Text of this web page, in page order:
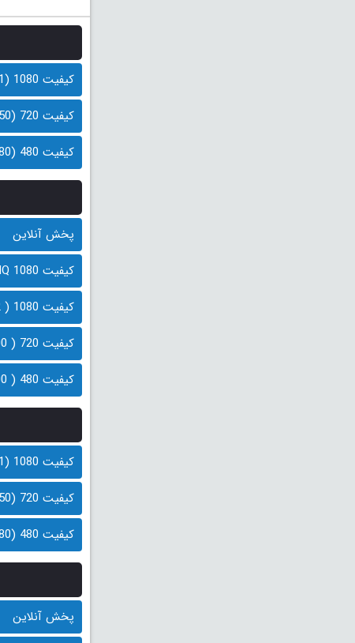
کیفیت 1080 (1.1 گیگابایت)
کیفیت 720 (650 مگابایت)
کیفیت 480 (380 مگابایت)
پخش آنلاین
کیفیت 1080 HQ ( 1.6 گیگابایت)
کیفیت 1080 ( 1.2 گیگابایت)
کیفیت 720 ( 700 مگابایت)
کیفیت 480 ( 500 مگابایت)
کیفیت 1080 (1.1 گیگابایت)
کیفیت 720 (650 مگابایت)
کیفیت 480 (380 مگابایت)
پخش آنلاین